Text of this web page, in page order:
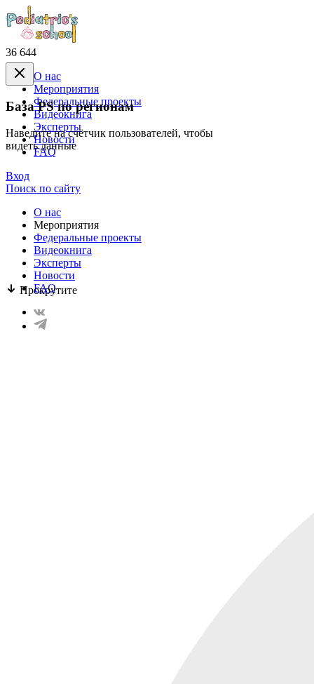
36 644
База PS по регионам
Наведите на счётчик пользователей, чтобы
видеть данные
Прокрутите
О нас
Mероприятия
Федеральные проекты
Видеокнига
Эксперты
Новости
FAQ
Вход
Поиск по сайту
О нас
Mероприятия
Федеральные проекты
Видеокнига
Эксперты
Новости
FAQ